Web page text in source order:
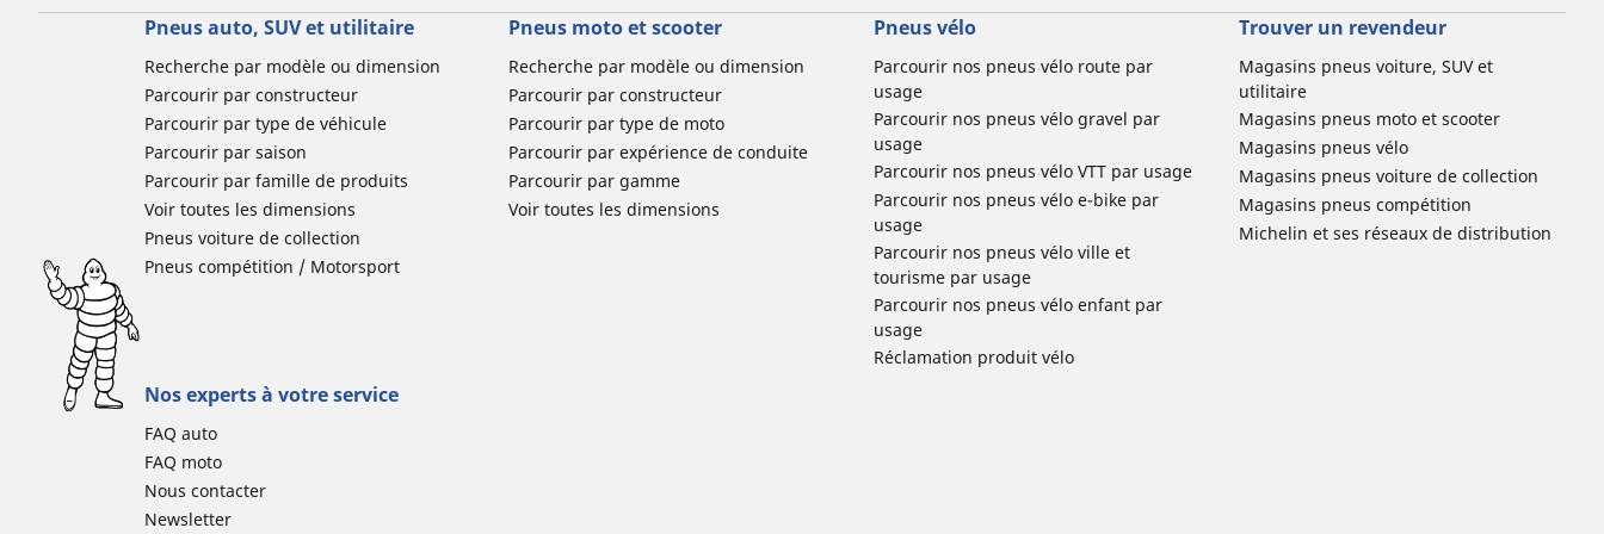
Pneus auto, SUV et utilitaire
Recherche par modèle ou dimension
Parcourir par constructeur
Parcourir par type de véhicule
Parcourir par saison
Parcourir par famille de produits
Voir toutes les dimensions
Pneus voiture de collection
Pneus compétition / Motorsport
Pneus moto et scooter
Recherche par modèle ou dimension
Parcourir par constructeur
Parcourir par type de moto
Parcourir par expérience de conduite
Parcourir par gamme
Voir toutes les dimensions
Pneus vélo
Parcourir nos pneus vélo route par
usage
Parcourir nos pneus vélo gravel par
usage
Parcourir nos pneus vélo VTT par usage
Parcourir nos pneus vélo e-bike par
usage
Parcourir nos pneus vélo ville et
tourisme par usage
Parcourir nos pneus vélo enfant par
usage
Réclamation produit vélo
Trouver un revendeur
Magasins pneus voiture, SUV et
utilitaire
Magasins pneus moto et scooter
Magasins pneus vélo
Magasins pneus voiture de collection
Magasins pneus compétition
Michelin et ses réseaux de distribution
Nos experts à votre service
FAQ auto
FAQ moto
Nous contacter
Newsletter